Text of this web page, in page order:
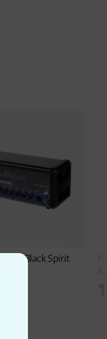
Black Spirit